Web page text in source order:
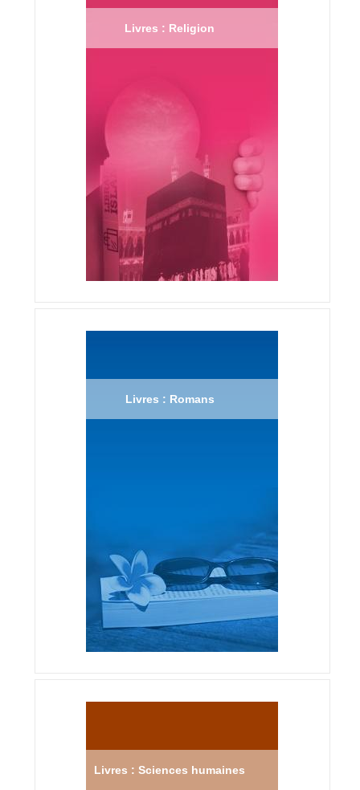
Livres : Religion
Livres : Romans
Livres : Sciences humaines